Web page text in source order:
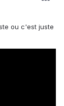
ou c'est juste